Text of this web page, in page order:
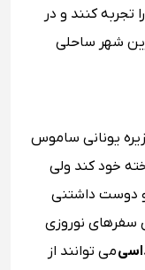
تجربه کنند و در
شهر ساحلی
یونانی ساموس
خود کند ولی
دوست داشتنی
سفرهای نوروزی
می توانند از